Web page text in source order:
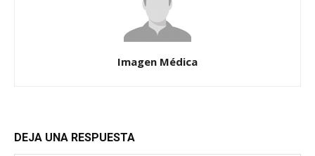
Imagen Médica
DEJA UNA RESPUESTA